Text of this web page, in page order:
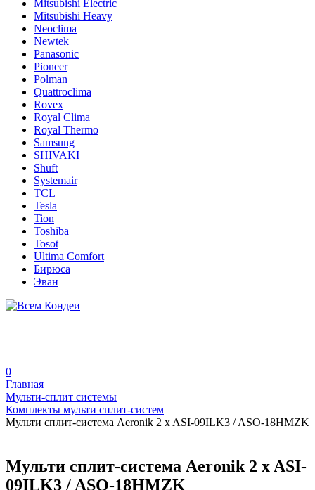
Mitsubishi Electric
Mitsubishi Heavy
Neoclima
Newtek
Panasonic
Pioneer
Polman
Quattroclima
Rovex
Royal Clima
Royal Thermo
Samsung
SHIVAKI
Shuft
Systemair
TCL
Tesla
Tion
Toshiba
Tosot
Ultima Comfort
Бирюса
Эван
0
Главная
Мульти-сплит системы
Комплекты мульти сплит-систем
Мульти сплит-система Aeronik 2 x ASI-09ILK3 / ASO-18HMZK
Мульти сплит-система Aeronik 2 x ASI-
09ILK3 / ASO-18HMZK